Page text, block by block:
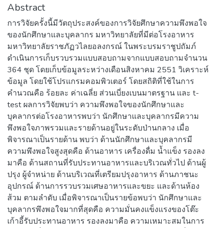
Abstract
การวิจัยครั้งนี้มีวัตถุประสงค์ของการวิจัยศึกษาความพึงพอใจ
ของนักศึกษาและบุคลากร มหาวิทยาลัยที่มีต่อโรงอาหาร
มหาวิทยาลัยราชภัฏวไลยอลงกรณ์ ในพระบรมราชูปถัมภ์
ดำเนินการเก็บรวบรวมแบบสอบถามจากแบบสอบถามจำนวน
364 ชุด โดยเก็บข้อมูลระหว่างเดือนสิงหาคม 2551 วิเคราะห์
ข้อมูล โดยใช้โปรแกรมคอมพิวเตอร์ โดยสถิติที่ใช้ในการ
คำนวณคือ ร้อยละ ค่าเฉลี่ย ส่วนเบี่ยงเบนมาตรฐาน และ t-
test ผลการวิจัยพบว่า ความพึงพอใจของนักศึกษาและ
บุคลากรต่อโรงอาหารพบว่า นักศึกษาและบุคลากรมีความ
พึงพอใจภาพรวมและรายด้านอยู่ในระดับป่านกลาง เมื่อ
พิจารณาเป็นรายด้าน พบว่า ด้านนักศึกษาและบุคลากรมี
ความพึงพอใจสูงสุดคือ ด้านอาหาร เครื่องดื่ม น้ำแข็ง รองลง
มาคือ ด้านสถานที่รับประทานอาหารและบริเวณทั่วไป ด้านผู้
ปรุง ผู้จำหน่าย ด้านบริเวณที่เตรียมปรุงอาหาร ด้านภาชนะ
อุปกรณ์ ด้านการรวบรวมเศษอาหารและขยะ และด้านห้อง
ส้วม ตามลำดับ เมื่อพิจารณาเป็นรายข้อพบว่า นักศึกษาและ
บุคลากรพึงพอใจมากที่สุดคือ ความมั่นคงแข็งแรงของโต๊ะ
เก้าอี้รับประทานอาหาร รองลงมาคือ ความเหมาะสมในการ